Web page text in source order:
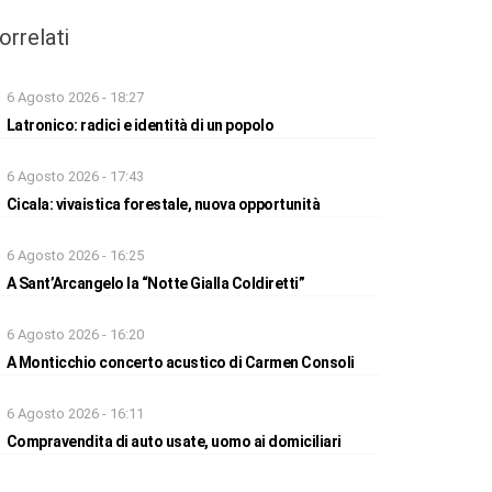
6 Agosto 2026 - 18:27
Latronico: radici e identità di un popolo
6 Agosto 2026 - 17:43
Cicala: vivaistica forestale, nuova opportunità
6 Agosto 2026 - 16:25
A Sant’Arcangelo la “Notte Gialla Coldiretti”
6 Agosto 2026 - 16:20
A Monticchio concerto acustico di Carmen Consoli
6 Agosto 2026 - 16:11
Compravendita di auto usate, uomo ai domiciliari